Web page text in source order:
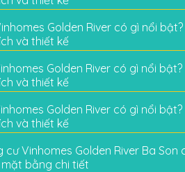
Golden River có gì nổi
và thiết kế
Golden River có gì nổi
và thiết kế
Golden River có gì nổi
và thiết kế
cư Vinhomes Golden River Ba Son
bằng chi tiết